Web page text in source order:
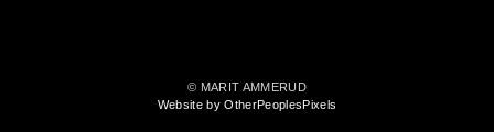
© MARIT AMMERUD
Website by OtherPeoplesPixels